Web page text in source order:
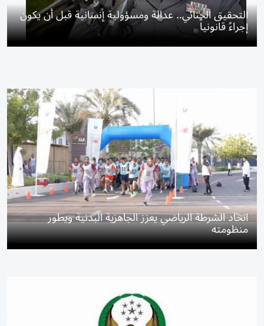
التحقيق الجنائي.. عدالة ومسؤولية إنسانية قبل أن يكون
إجراءً قانونياً
اتحاد الشرطة الرياضي يعزز الجاهزية البدنية ويطور
منظومته